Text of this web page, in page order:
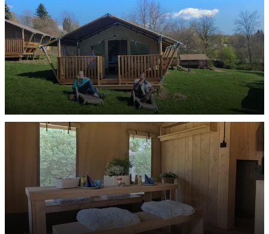
Rent-a-Tent GlamLodge-Zelte
ENTDECKEN
Safarizelt Kalahari
ENTDECKEN